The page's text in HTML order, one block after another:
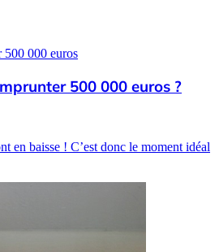
500 000 euros
500 000 euros ?
en baisse ! C’est donc le moment idéal